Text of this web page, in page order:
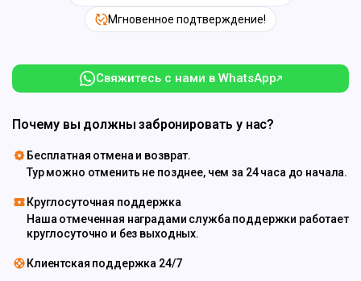
Мгновенное подтверждение!
Свяжитесь с нами в WhatsApp
Почему вы должны забронировать у нас?
Бесплатная отмена и возврат.
Тур можно отменить не позднее, чем за 24 часа до начала.
Круглосуточная поддержка
Наша отмеченная наградами служба поддержки работает
круглосуточно и без выходных.
Клиентская поддержка 24/7